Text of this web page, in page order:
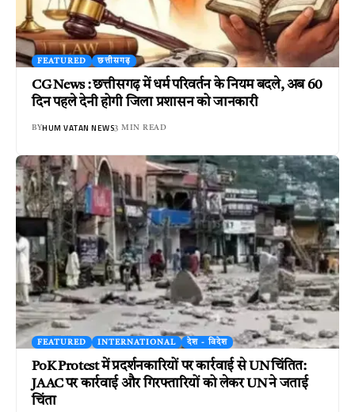
FEATURED छत्तीसगढ़
CG News : छत्तीसगढ़ में धर्म परिवर्तन के नियम बदले, अब 60
दिन पहले देनी होगी जिला प्रशासन को जानकारी
BYHUM VATAN NEWS3 MIN READ
FEATURED INTERNATIONAL देश - विदेश
PoK Protest में प्रदर्शनकारियों पर कार्रवाई से UN चिंतित:
JAAC पर कार्रवाई और गिरफ्तारियों को लेकर UN ने जताई
चिंता